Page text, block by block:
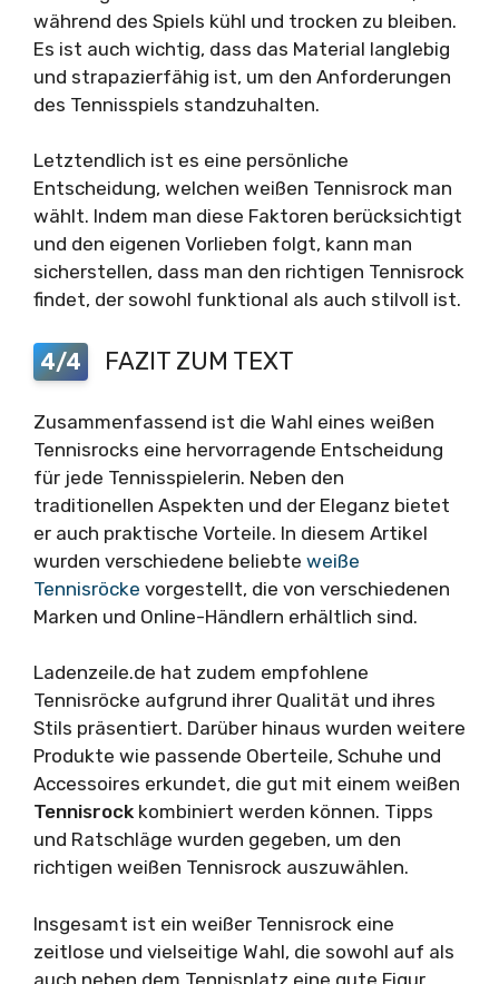
während des Spiels kühl und trocken zu bleiben.
Es ist auch wichtig, dass das Material langlebig
und strapazierfähig ist, um den Anforderungen
des Tennisspiels standzuhalten.
Letztendlich ist es eine persönliche
Entscheidung, welchen weißen Tennisrock man
wählt. Indem man diese Faktoren berücksichtigt
und den eigenen Vorlieben folgt, kann man
sicherstellen, dass man den richtigen Tennisrock
findet, der sowohl funktional als auch stilvoll ist.
4/4 FAZIT ZUM TEXT
Zusammenfassend ist die Wahl eines weißen
Tennisrocks eine hervorragende Entscheidung
für jede Tennisspielerin. Neben den
traditionellen Aspekten und der Eleganz bietet
er auch praktische Vorteile. In diesem Artikel
wurden verschiedene beliebte weiße
Tennisröcke vorgestellt, die von verschiedenen
Marken und Online-Händlern erhältlich sind.
Ladenzeile.de hat zudem empfohlene
Tennisröcke aufgrund ihrer Qualität und ihres
Stils präsentiert. Darüber hinaus wurden weitere
Produkte wie passende Oberteile, Schuhe und
Accessoires erkundet, die gut mit einem weißen
Tennisrock kombiniert werden können. Tipps
und Ratschläge wurden gegeben, um den
richtigen weißen Tennisrock auszuwählen.
Insgesamt ist ein weißer Tennisrock eine
zeitlose und vielseitige Wahl, die sowohl auf als
auch neben dem Tennisplatz eine gute Figur